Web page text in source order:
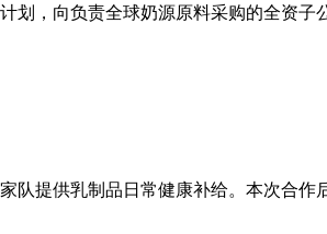
划，向负责全球奶源原料采购的全资子
队提供乳制品日常健康补给。本次合作